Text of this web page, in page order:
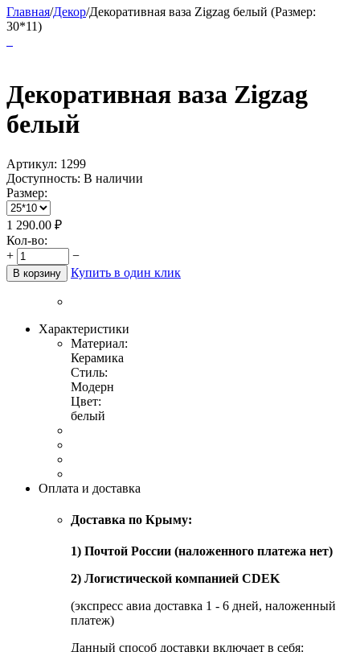
Главная/Декор/Декоративная ваза Zigzag белый (Размер:
30*11)
Декоративная ваза Zigzag
белый
Артикул: 1299
Доступность: В наличии
Размер:
1 290.00 ₽
Кол-во:
+
−
В корзину Купить в один клик
Характеристики
Материал:
Керамика
Стиль:
Модерн
Цвет:
белый
Оплата и доставка
Доставка по Крыму:
1) Почтой России (наложенного платежа нет)
2) Логистической компанией CDEK
(экспресс авиа доставка 1 - 6 дней, наложенный
платеж)
Данный способ доставки включает в себя: